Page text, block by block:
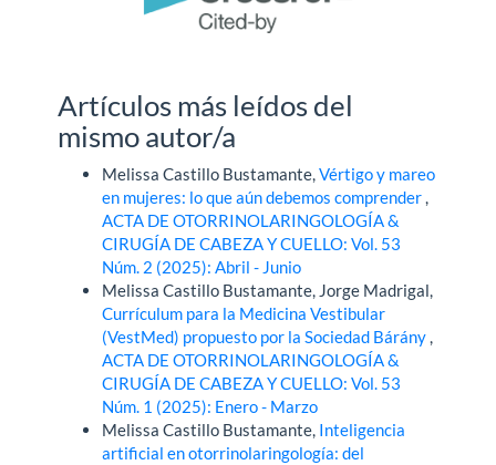
Artículos más leídos del
mismo autor/a
Melissa Castillo Bustamante,Vértigo y mareo
en mujeres: lo que aún debemos comprender,
ACTA DE OTORRINOLARINGOLOGÍA &
CIRUGÍA DE CABEZA Y CUELLO: Vol. 53
Núm. 2 (2025): Abril - Junio
Melissa Castillo Bustamante, Jorge Madrigal,
Currículum para la Medicina Vestibular
(VestMed) propuesto por la Sociedad Bárány,
ACTA DE OTORRINOLARINGOLOGÍA &
CIRUGÍA DE CABEZA Y CUELLO: Vol. 53
Núm. 1 (2025): Enero - Marzo
Melissa Castillo Bustamante, Inteligencia
artificial en otorrinolaringología: del